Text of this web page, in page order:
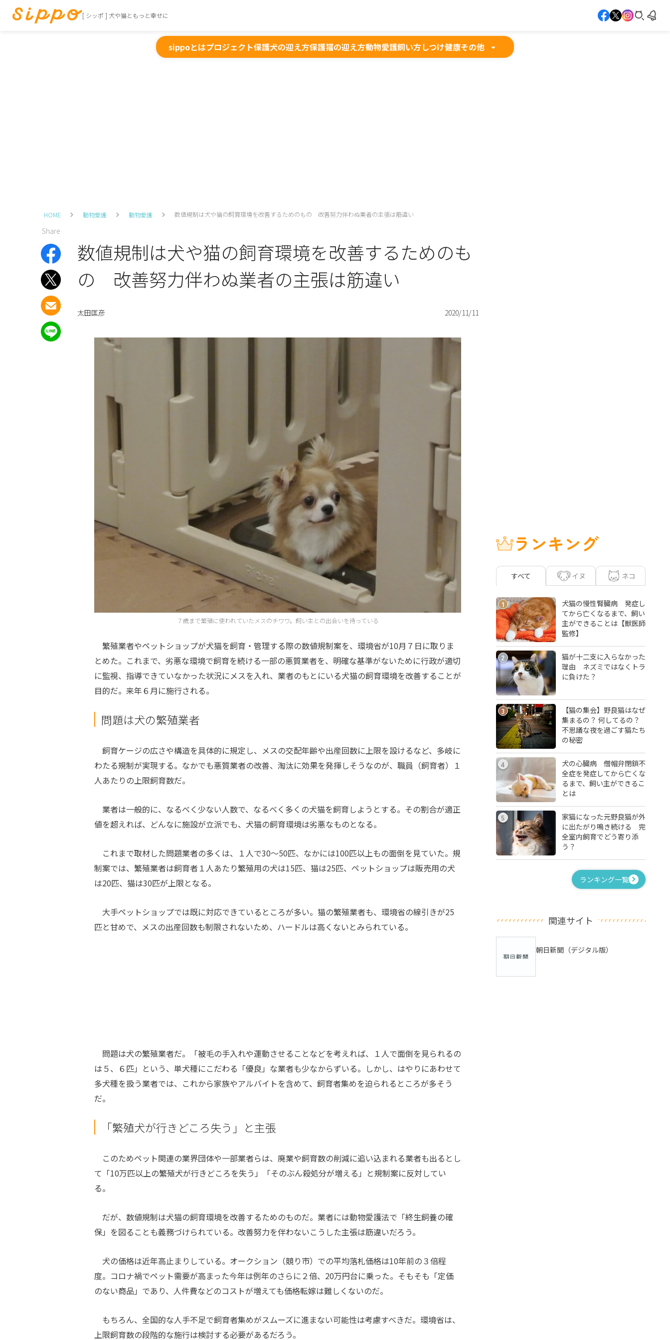
[ シッポ ] 犬や猫ともっと幸せに
sippoとはプロジェクト保護犬の迎え方保護猫の迎え方動物愛護飼い方しつけ健康その他
HOME 動物愛護 動物愛護 数値規制は犬や猫の飼育環境を改善するためのもの 改善努力伴わぬ業者の主張は筋違い
Share
数値規制は犬や猫の飼育環境を改善するためのも
の 改善努力伴わぬ業者の主張は筋違い
太田匡彦 2020/11/11
７歳まで繁殖に使われていたメスのチワワ。飼い主との出会いを待っている
繁殖業者やペットショップが犬猫を飼育・管理する際の数値規制案を、環境省が10月７日に取りま
とめた。これまで、劣悪な環境で飼育を続ける一部の悪質業者を、明確な基準がないために行政が適切
に監視、指導できていなかった状況にメスを入れ、業者のもとにいる犬猫の飼育環境を改善することが
目的だ。来年６月に施行される。
問題は犬の繁殖業者
飼育ケージの広さや構造を具体的に規定し、メスの交配年齢や出産回数に上限を設けるなど、多岐に
わたる規制が実現する。なかでも悪質業者の改善、淘汰に効果を発揮しそうなのが、職員（飼育者）１
人あたりの上限飼育数だ。
業者は一般的に、なるべく少ない人数で、なるべく多くの犬猫を飼育しようとする。その割合が適正
値を超えれば、どんなに施設が立派でも、犬猫の飼育環境は劣悪なものとなる。
これまで取材した問題業者の多くは、１人で30～50匹、なかには100匹以上もの面倒を見ていた。規
制案では、繁殖業者は飼育者１人あたり繁殖用の犬は15匹、猫は25匹、ペットショップは販売用の犬
は20匹、猫は30匹が上限となる。
大手ペットショップでは既に対応できているところが多い。猫の繁殖業者も、環境省の線引きが25
匹と甘めで、メスの出産回数も制限されないため、ハードルは高くないとみられている。
問題は犬の繁殖業者だ。「被毛の手入れや運動させることなどを考えれば、１人で面倒を見られるの
は５、６匹」という、単犬種にこだわる「優良」な業者も少なからずいる。しかし、はやりにあわせて
多犬種を扱う業者では、これから家族やアルバイトを含めて、飼育者集めを迫られるところが多そう
だ。
「繁殖犬が行きどころ失う」と主張
このためペット関連の業界団体や一部業者らは、廃業や飼育数の削減に追い込まれる業者も出るとし
て「10万匹以上の繁殖犬が行きどころを失う」「そのぶん殺処分が増える」と規制案に反対してい
る。
だが、数値規制は犬猫の飼育環境を改善するためのものだ。業者には動物愛護法で「終生飼養の確
保」を図ることも義務づけられている。改善努力を伴わないこうした主張は筋違いだろう。
犬の価格は近年高止まりしている。オークション（競り市）での平均落札価格は10年前の３倍程
度。コロナ禍でペット需要が高まった今年は例年のさらに２倍、20万円台に乗った。そもそも「定価
のない商品」であり、人件費などのコストが増えても価格転嫁は難しくないのだ。
もちろん、全国的な人手不足で飼育者集めがスムーズに進まない可能性は考慮すべきだ。環境省は、
上限飼育数の段階的な施行は検討する必要があるだろう。
ランキング
すべて イヌ ネコ
1
犬猫の慢性腎臓病 発症し
てから亡くなるまで、飼い
主ができることは【獣医師
監修】
2
猫が十二支に入らなかった
理由 ネズミではなくトラ
に負けた？
3
【猫の集会】野良猫はなぜ
集まるの？ 何してるの？
不思議な夜を過ごす猫たち
の秘密
4
犬の心臓病 僧帽弁閉鎖不
全症を発症してから亡くな
るまで、飼い主ができるこ
とは
5
家猫になった元野良猫が外
に出たがり鳴き続ける 完
全室内飼育でどう寄り添
う？
ランキング一覧
関連サイト
朝日新聞（デジタル版）